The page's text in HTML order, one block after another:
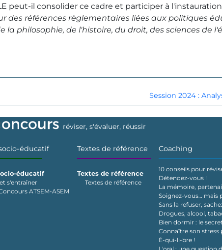
peut-il consolider ce cadre et participer à
des références règlementaires liées aux politiques
philosophie, de l'histoire, du droit, des sciences de
Session 2024 :
réviser, s'évaluer, réussir
éducatif
éducatif
s'entraîner
ATSEM-ASEM
Textes de référence
Textes de référence
Textes de référence
Coaching
10 conseils pour
Détendez-vous !
La mémoire,
Soignez-vous… mais
Sans la refuser,
Drogues, alcool,
Bien dormir : le
Connaître son
É-qui-li-bre !